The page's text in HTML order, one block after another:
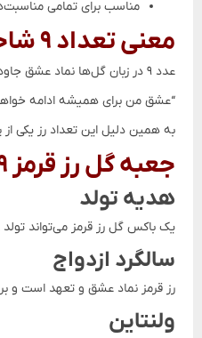
مناسب برای تمامی
معنی تعداد ۹ شاخه رز قرمز
عدد ۹ در زبان گل‌ها نماد عشق جاودانه و ماندگار است. هدیه دادن ۹ شاخه رز قرمز به معنای این است که:
“عشق من برای همیشه ادامه
به همین دلیل این تعداد رز یکی
جعبه گل رز قرمز ۹ شاخه مناسب چه مناسبت‌هایی است؟
هدیه تولد
یک باکس گل رز قرمز می‌تواند تولد
سالگرد ازدواج
رز قرمز نماد عشق و تعهد است و
ولنتاین